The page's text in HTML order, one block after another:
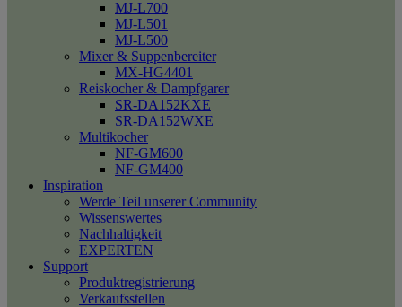
MJ-L700
MJ-L501
MJ-L500
Mixer & Suppenbereiter
MX-HG4401
Reiskocher & Dampfgarer
SR-DA152KXE
SR-DA152WXE
Multikocher
NF-GM600
NF-GM400
Inspiration
Werde Teil unserer Community
Wissenswertes
Nachhaltigkeit
EXPERTEN
Support
Produktregistrierung
Verkaufsstellen